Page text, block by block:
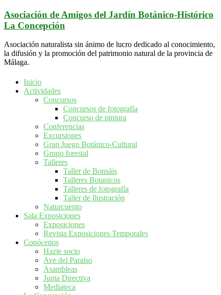
Saltar
al
contenido
Asociación de Amigos del Jardín Botánico-Histórico
La Concepción
Asociación naturalista sin ánimo de lucro dedicado al conocimiento,
la difusión y la promoción del patrimonio natural de la provincia de
Málaga.
Inicio
Actividades
Concursos
Concursos de fotografía
Concurso de pintura
Conferencias
Excursiones
Gran Juego Botánico-Cultural
Grupo forestal
Talleres
Taller de Bonsáis
Talleres Botanicos
Talleres de fotografía
Taller de Ilustración
Naturcuento
Sala Exposiciones
Exposiciones
Revista Exposiciones Temporales
Conócenos
Hazte socio
Ave del Paraíso
Asambleas
Junta Directiva
Mediateca